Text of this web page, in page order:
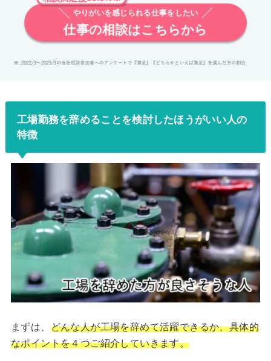
やりがいを感じられる仕事をしたい
仕事の相談はこちらから
工場勤務を辞めることを検討したほうがいい人の
特徴
まずは、 どんな人が工場を辞めて活躍できるか、具体的
なポイントを４つご紹介していきます。